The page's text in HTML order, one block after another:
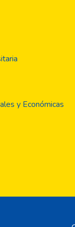
en otras áreas a las
y Económicas